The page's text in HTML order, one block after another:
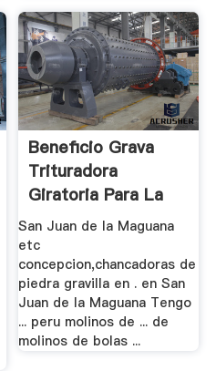
Beneficio Grava
Trituradora
Giratoria Para La
Venta ...
San Juan de la Maguana
etc
concepcion,chancadoras de
piedra gravilla en . en San
Juan de la Maguana Tengo
... peru molinos de ... de
molinos de bolas ...